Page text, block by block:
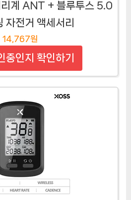
리계 ANT + 블루투스 5.0
자전거 액세서리
14,767원
중인지 확인하기